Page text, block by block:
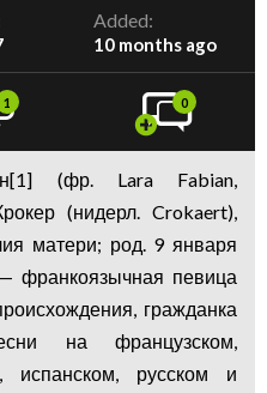
Added:
10 months ago
1 0
(фр. Lara Fabian,
(нидерл. Crokaert),
матери; род. 9 января
франкоязычная певица
гражданка
на французском,
испанском, русском и